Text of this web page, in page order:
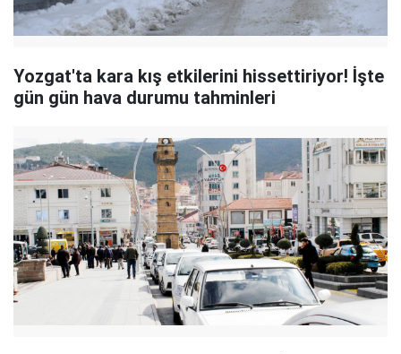
Yozgat'ta kara kış etkilerini hissettiriyor! İşte
gün gün hava durumu tahminleri